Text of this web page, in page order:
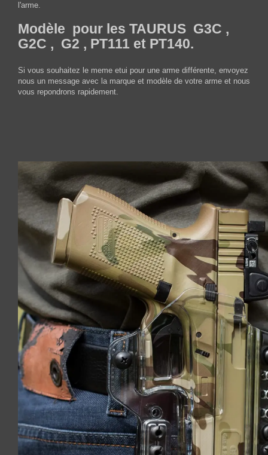
l'arme.
Modèle pour les TAURUS G3C ,
G2C , G2 , PT111 et PT140.
Si vous souhaitez le meme etui pour une arme différente, envoyez
nous un message avec la marque et modèle de votre arme et nous
vous repondrons rapidement.